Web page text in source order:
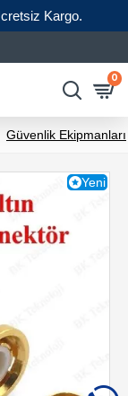
Kargo.
0
Güvenlik Ekipmanları
Yeni